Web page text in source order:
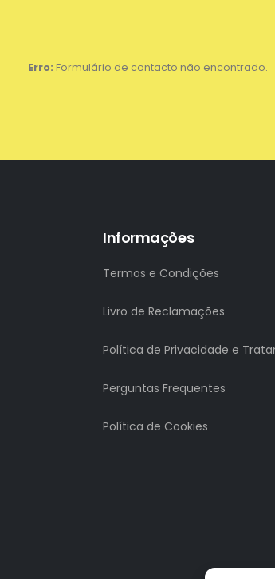
Erro: Formulário de contacto não encontrado.
Informações
Termos e Condições
Livro de Reclamações
Política de Privacidade e
Perguntas Frequentes
Política de Cookies